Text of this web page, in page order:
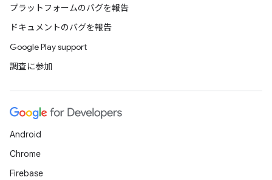
プラットフォームのバグを報告
ドキュメントのバグを報告
Google Play support
調査に参加
Android
Chrome
Firebase